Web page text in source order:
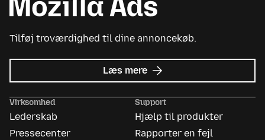
Tilføj troværdighed til dine annoncekøb.
Læs mere om
Mozilla
Virksomhed
Lederskab
Pressecenter
Support
Hjælp til produkter
Rapporter en fejl